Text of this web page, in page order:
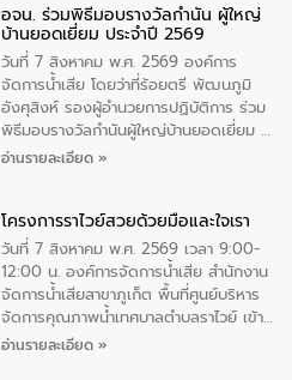
ทิพย์คำ รองผู้ว่าราชการจังหวัดมุกดาหาร
เป็นประธานในพิธี ณ เรือนจําชั่วคราวนาโสก
ตําบลนาโสก อําเภอเมืองมุกดาหาร จังหวัด
มุกดาหาร โดยในกิจกรรมได้ร่วมปลูกป่า และ
ทําความสะอาดภายในบริเวณ จัดกิจกรรม
เพื่อถวายเป็นพระราชกุศล สมเด็จพระนาง
เจ้าสิริกิติ์พระบรมราชินีนาถ พระบรมราช
อจน. ร่วมพิธีมอบรางวัลกำนัน ผู้ใหญ่
บ้านยอดเยี่ยม ประจำปี 2569
วันที่ 7 สิงหาคม พ.ศ. 2569 องค์การ
จัดการน้ำเสีย โดยว่าที่ร้อยตรี พัฒนภูมิ
อังศุสิงห์ รองผู้อำนวยการปฏิบัติการ ร่วม
พิธีมอบรางวัลกำนันผู้ใหญ่บ้านยอดเยี่ยม ณ
ทำเนียบรัฐบาล โดยมีนายอนุทิน ชาญวีรกูล
ทองคำและประกาศเกียรติคุณให้แก่ กำนัน
ผู้ใหญ่บ้านยอดเยี่ยม พร้อมกล่าวชื่นชม ให้
โอวาท และมอบนโยบาย
อ่านรายละเอียด »
โครงการราไวย์สวยด้วยมือและใจเรา
วันที่ 7 สิงหาคม พ.ศ. 2569 เวลา 9:00-
12:00 น. องค์การจัดการน้ำเสีย สำนักงาน
จัดการน้ำเสียสาขาภูเก็ต พื้นที่ศูนย์บริหาร
จัดการคุณภาพน้ำเทศบาลตำบลราไวย์ เข้า
ร่วมโครงการราไวย์สวยด้วยมือและใจเรา
อ่านรายละเอียด »